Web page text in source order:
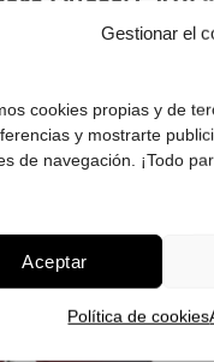
Gestionar el
cookies propias y de
y mostrarte
de navegación. ¡Todo
Aceptar
Política de cookies
055/S 807 762K
original
era:
209.00 €.
¡Comprar!